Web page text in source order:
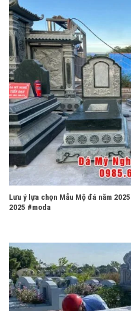
Lưu ý lựa chọn Mẫu Mộ đá năm
2025 #moda